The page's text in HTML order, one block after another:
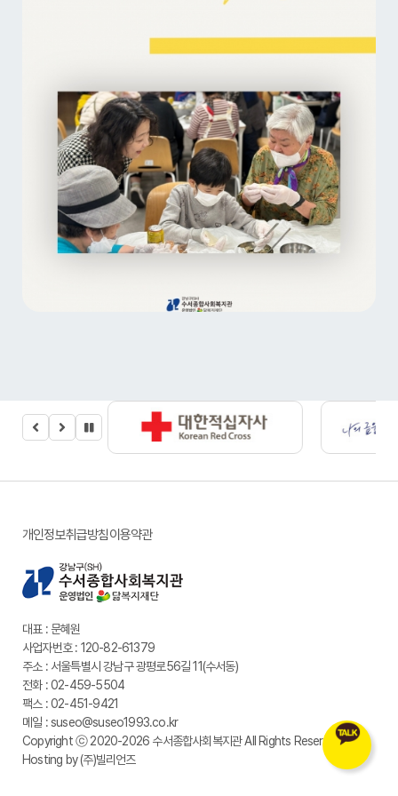
개인정보취급방침이용약관
대표 : 문혜원
사업자번호 : 120-82-61379
주소 : 서울특별시 강남구 광평로56길 11(수서동)
전화 : 02-459-5504
팩스 : 02-451-9421
메일 : suseo@suseo1993.co.kr
Copyright ⓒ2020-2026 수서종합사회복지관All Rights Reserved.
Hosting by (주)빌리언즈